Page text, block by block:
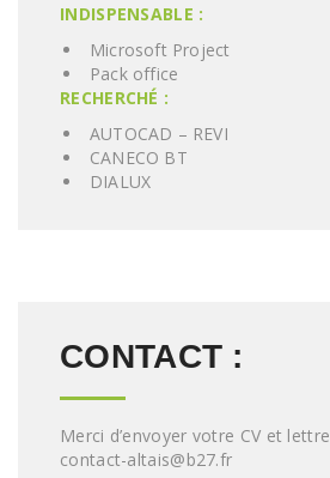
INDISPENSABLE :
Microsoft Project
Pack office
RECHERCHÉ :
AUTOCAD – REVI
CANECO BT
DIALUX
CONTACT :
Merci d’envoyer votre CV et
contact-altais@b27.fr